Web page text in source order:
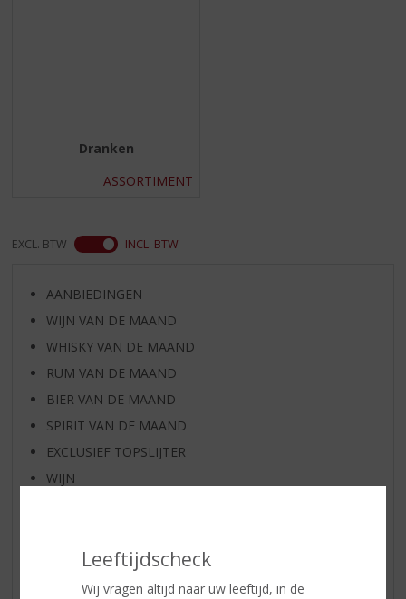
a
Leeftijdscheck
Wij vragen altijd naar uw leeftijd, in de
Dranken
ASSORTIMENT
EXCL. BTW INCL. BTW
AANBIEDINGEN
WIJN VAN DE MAAND
WHISKY VAN DE MAAND
RUM VAN DE MAAND
BIER VAN DE MAAND
SPIRIT VAN DE MAAND
EXCLUSIEF TOPSLIJTER
WIJN
APERITIEF
GEDISTILLEERD OVERIG